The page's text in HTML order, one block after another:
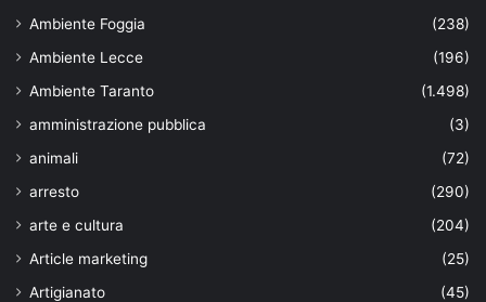
Ambiente Foggia
(238)
Ambiente Lecce
(196)
Ambiente Taranto
(1.498)
amministrazione pubblica
(3)
animali
(72)
arresto
(290)
arte e cultura
(204)
Article marketing
(25)
Artigianato
(45)